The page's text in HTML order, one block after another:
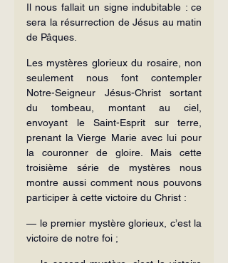
Il nous fallait un signe indubitable : ce
sera la résurrection de Jésus au matin
de Pâques.
Les mystères glorieux du rosaire, non
seulement nous font contempler
Notre-Seigneur Jésus-Christ sortant
du tombeau, montant au ciel,
envoyant le Saint-Esprit sur terre,
prenant la Vierge Marie avec lui pour
la couronner de gloire. Mais cette
troisième série de mystères nous
montre aussi comment nous pouvons
participer à cette victoire du Christ :
— le premier mystère glorieux, c’est la
victoire de notre foi ;